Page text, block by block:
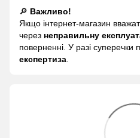
🔎 Важливо!
Якщо інтернет-магазин
через неправильну
поверненні. У разі суперечки
експертиза